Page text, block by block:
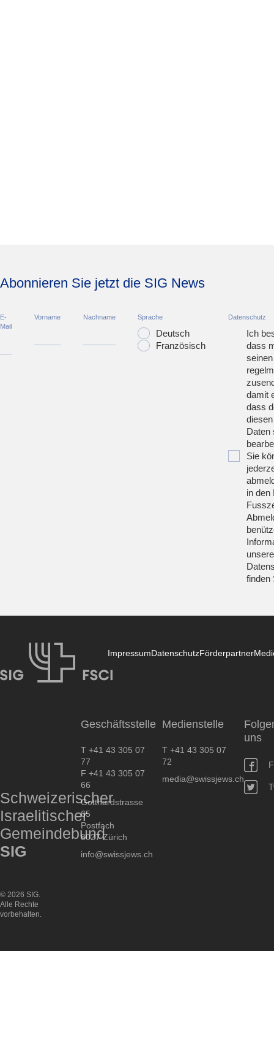
Abonnieren Sie jetzt die SIG News
E-
Mail
Vorname Nachname Sprache
Deutsch
Französisch
Datenschutz
Ich
dass
damit
dass
Daten
Sie
in den
finden
ImpressumDatenschutzFörderpartner
Schweizerischer
Israelitischer
Gemeindebund
SIG
Geschäftsstelle
T +41 43 305 07
77
F +41 43 305 07
66
Gotthardstrasse
65
Postfach
8027 Zürich
info@swissjews.ch
Medienstelle
T +41 43 305 07
72
media@swissjews.ch
uns
© 2026 SIG.
Alle Rechte
vorbehalten.